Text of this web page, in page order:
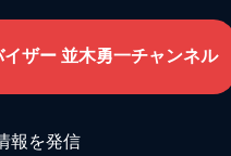
イザー 並木勇一チャンネル
報を発信